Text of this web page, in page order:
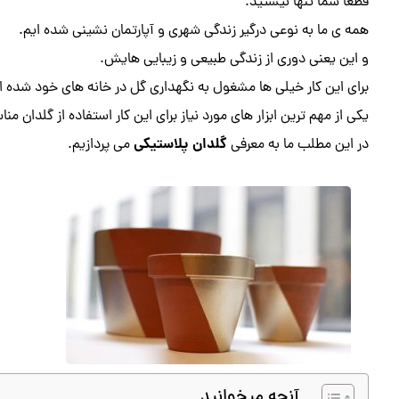
همه ی ما به نوعی درگیر زندگی شهری و آپارتمان نشینی شده ایم.
و این یعنی دوری از زندگی طبیعی و زیبایی هایش.
برای این کار خیلی ها مشغول به نگهداری گل در خانه های خود شده
یکی از مهم ترین ابزار های مورد نیاز برای این کار استفاده از
در این مطلب ما به معرفیگلدان پلاستیکیمی پردازیم.